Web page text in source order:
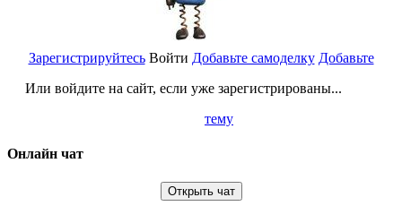
Зарегистрируйтесь
Или войдите на сайт, если уже зарегистрированы...
Войти Добавьте самоделку Добавьте
тему
Онлайн чат
Открыть чат